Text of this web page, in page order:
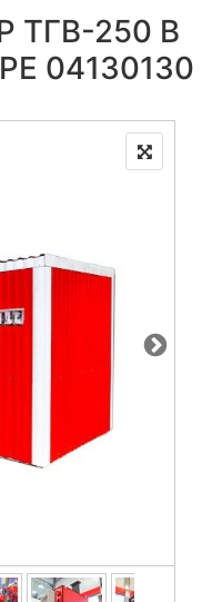
ТГВ-250 В
04130130